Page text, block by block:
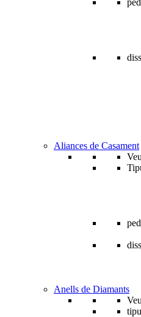
Aliances de Casament
Anells de Diamants